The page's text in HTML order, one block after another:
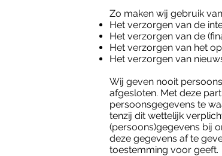
Zo maken wij gebruik
Het verzorgen van de
Het verzorgen van de
Het verzorgen van het
Het verzorgen van
Wij geven nooit
afgesloten. Met deze
persoonsgegevens te
tenzij dit wettelijk
(persoons)gegevens bij
deze gegevens af te
toestemming voor geeft.